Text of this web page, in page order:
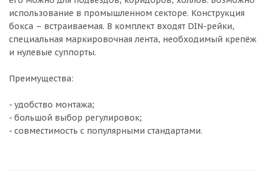
использование в промышленном секторе. Конструкция
бокса – встраиваемая. В комплект входят DIN-рейки,
специальная маркировочная лента, необходимый крепёж
и нулевые суппорты.
Преимущества:
- удобство монтажа;
- большой выбор регулировок;
- совместимость с популярными стандартами.